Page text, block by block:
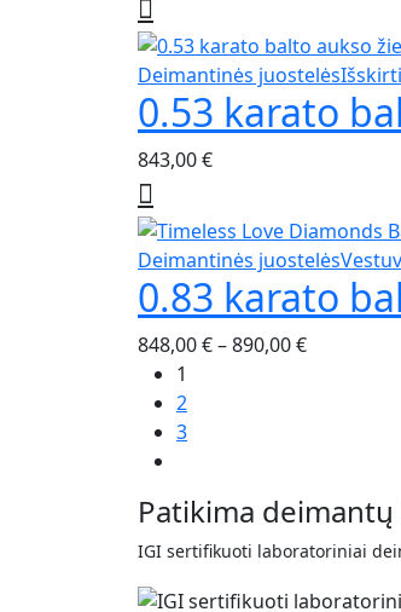
page
may
be
chosen
on
the
product
page
This
product
has
multiple
variants.
The
options
may
be
chosen
product
Deimantinės juostelės
0.53 karato
843,00€
This
product
has
multiple
variants.
The
options
may
chosen
on
Deimantinės juostelės
0.83 karato
848,00€–890,00€Price
1
2
3
Patikima
IGI sertifikuoti laboratoriniai